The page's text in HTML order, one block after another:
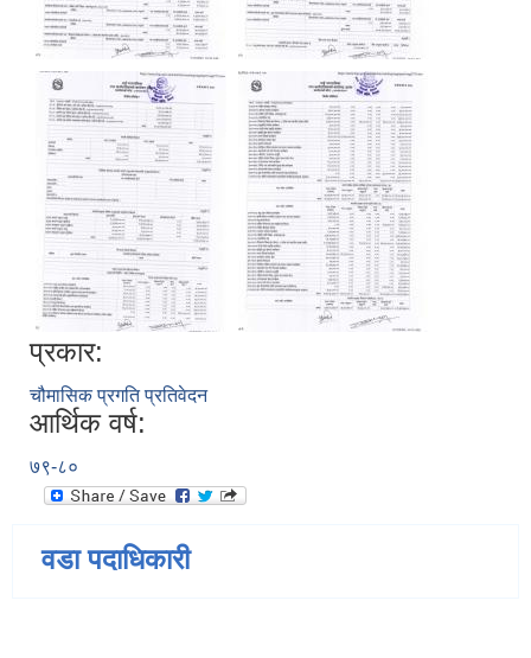
प्रकार:
चौमासिक प्रगति प्रतिवेदन
आर्थिक वर्ष:
७९-८०
वडा पदाधिकारी